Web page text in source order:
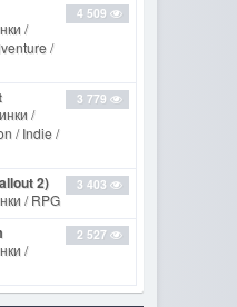
4 509
/
/
3 779
/
/ Indie /
3 403
2)
/ RPG
2 527
/